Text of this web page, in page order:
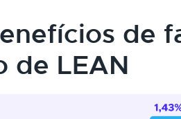
de
de LEAN